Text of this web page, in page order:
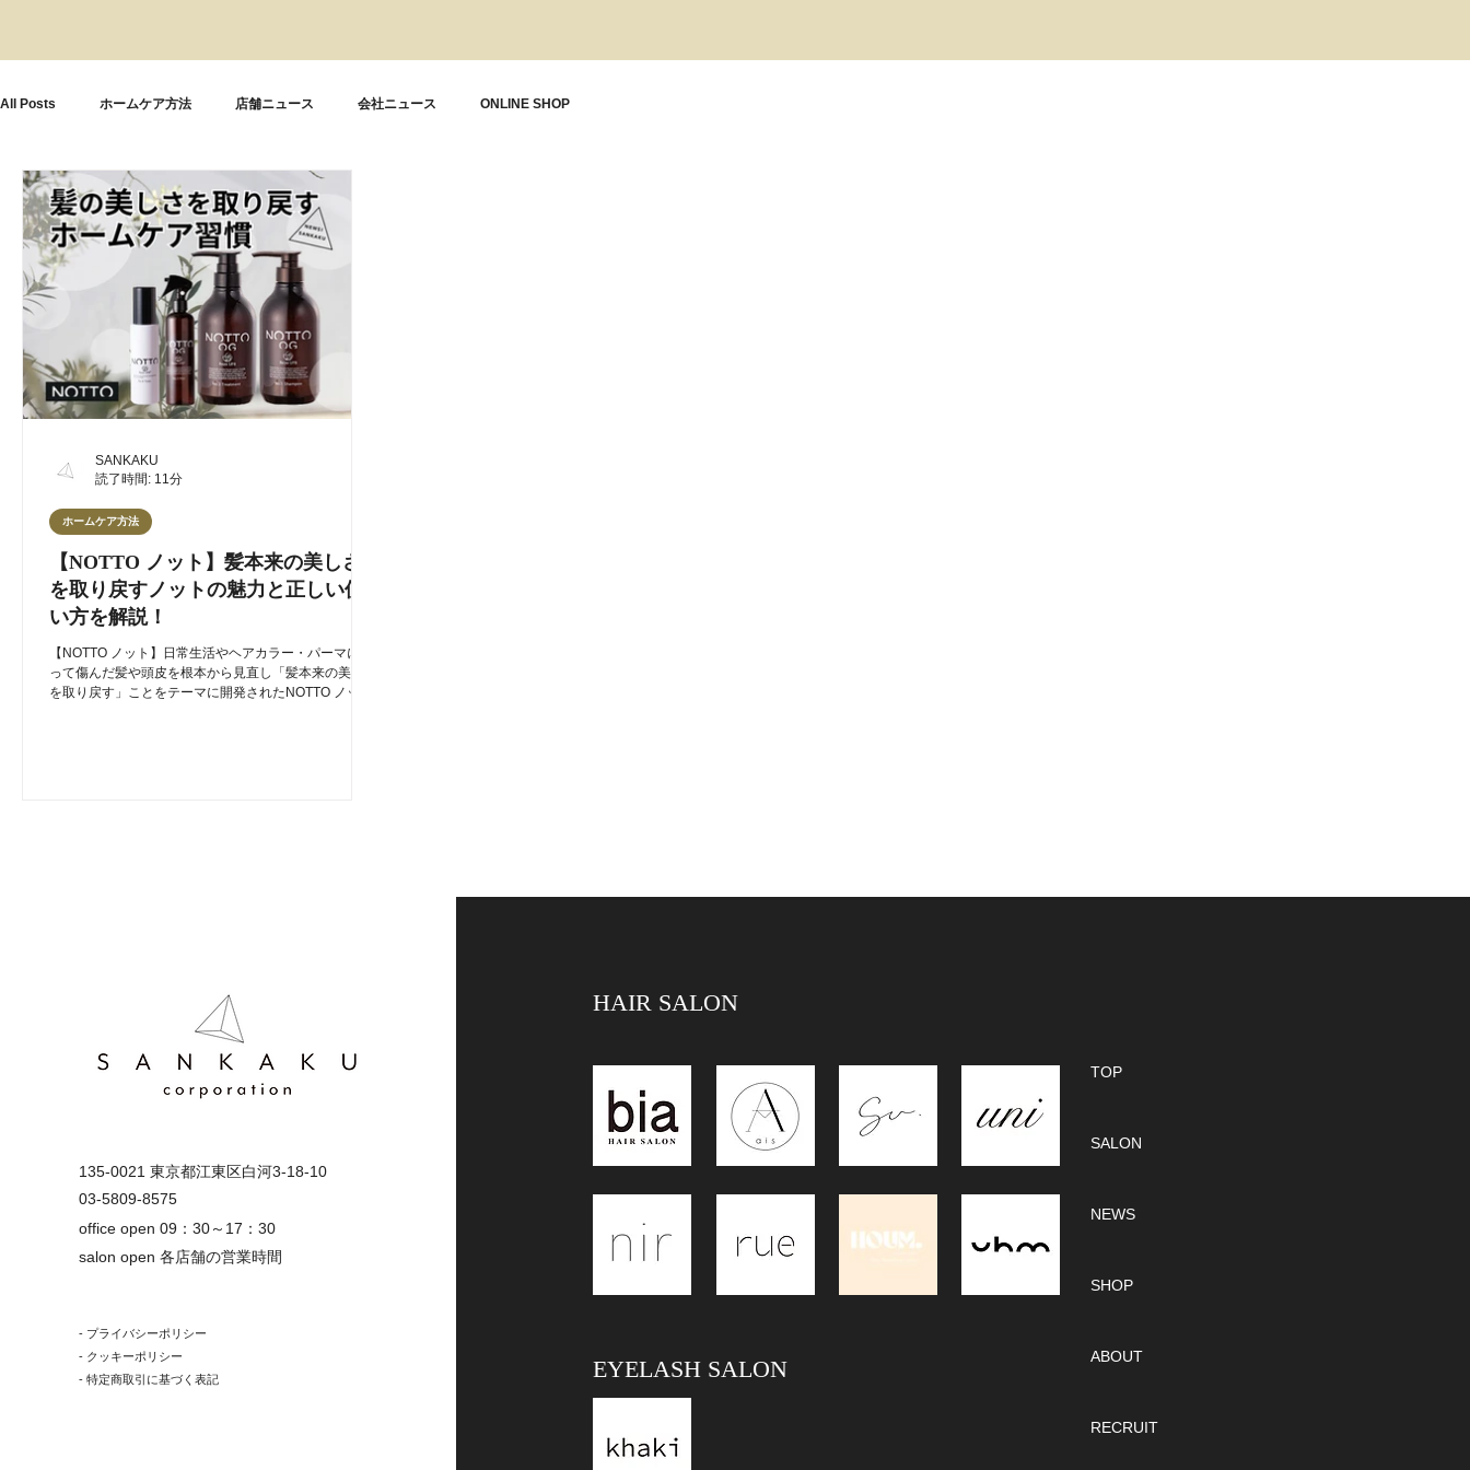
All Posts ホームケア方法 店舗ニュース 会社ニュース ONLINE SHOP
【NOTTO ノット】髪本来の美しさ
を取り戻すノットの魅力と正しい使
い方を解説！
【NOTTO ノット】日常生活やヘアカラー・パーマによ
って傷んだ髪や頭皮を根本から見直し「髪本来の美しさ
を取り戻す」ことをテーマに開発されたNOTTO ノット
ホームケア方法
SANKAKU
読了時間: 11分
135-0021 東京都江東区白河3-18-10
03-5809-8575
office open 09：30～17：30
salon open 各店舗の営業時間
- プライバシーポリシー
- ​クッキーポリシー
- 特定商取引に基づく表記
HAIR SALON
EYELASH SALON
TOP
SALON
NEWS
SHOP
ABOUT
RECRUIT